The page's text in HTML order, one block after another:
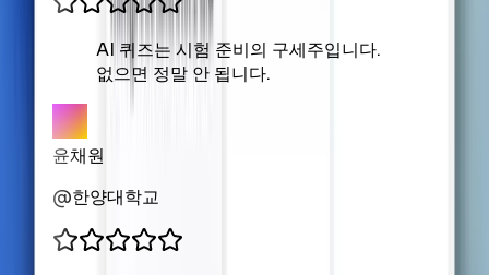
AI 퀴즈는 시험 준비의 구세주입니다.
없으면 정말 안 됩니다.
윤채원
@한양대학교